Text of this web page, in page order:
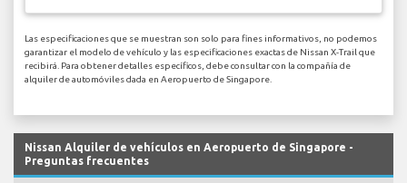
Las especificaciones que se muestran son solo para fines informativos, no podemos
garantizar el modelo de vehículo y las especificaciones exactas de Nissan X-Trail que
recibirá. Para obtener detalles específicos, debe consultar con la compañía de
alquiler de automóviles dada en Aeropuerto de Singapore.
Nissan Alquiler de vehículos en Aeropuerto de Singapore -
Preguntas frecuentes